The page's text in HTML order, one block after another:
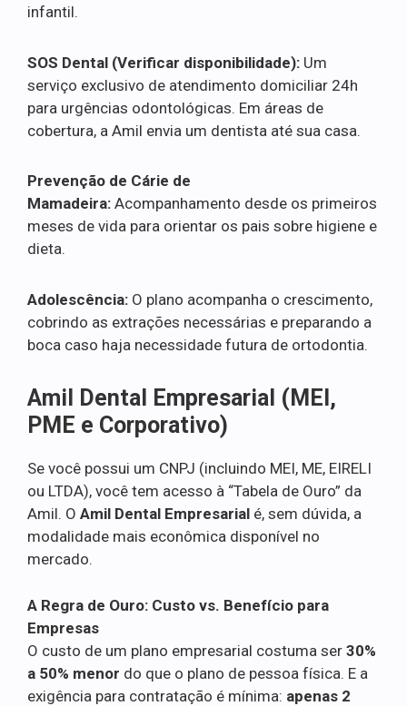
infantil.
SOS Dental (Verificar disponibilidade): Um
serviço exclusivo de atendimento domiciliar 24h
para urgências odontológicas. Em áreas de
cobertura, a Amil envia um dentista até sua casa.
Prevenção de Cárie de
Mamadeira: Acompanhamento desde os primeiros
meses de vida para orientar os pais sobre higiene e
dieta.
Adolescência: O plano acompanha o crescimento,
cobrindo as extrações necessárias e preparando a
boca caso haja necessidade futura de ortodontia.
Amil Dental Empresarial (MEI,
PME e Corporativo)
Se você possui um CNPJ (incluindo MEI, ME, EIRELI
ou LTDA), você tem acesso à “Tabela de Ouro” da
Amil. O Amil Dental Empresarial é, sem dúvida, a
modalidade mais econômica disponível no
mercado.
A Regra de Ouro: Custo vs. Benefício para
Empresas
O custo de um plano empresarial costuma ser 30%
a 50% menor do que o plano de pessoa física. E a
exigência para contratação é mínima: apenas 2